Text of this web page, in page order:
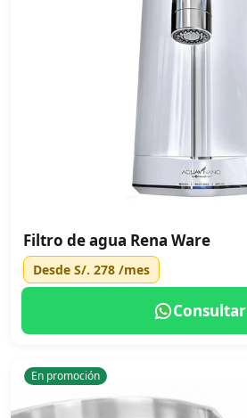
Filtro de agua Rena Ware
Desde S/. 278 /mes
Consultar
En promoción